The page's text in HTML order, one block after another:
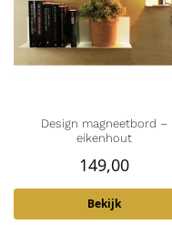
Design magneetbord –
eikenhout
149,00
Bekijk